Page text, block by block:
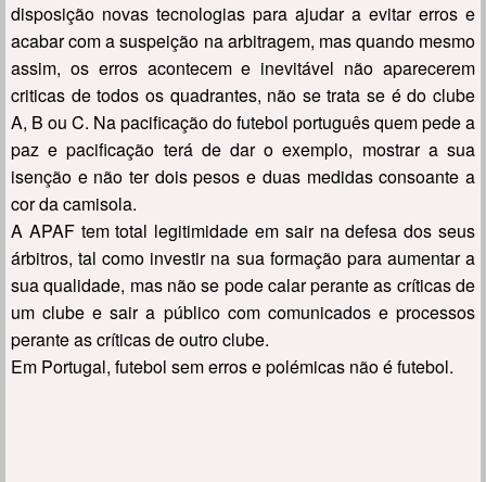
disposição novas tecnologias para ajudar a evitar erros e
acabar com a suspeição na arbitragem, mas quando mesmo
assim, os erros acontecem e inevitável não aparecerem
criticas de todos os quadrantes, não se trata se é do clube
A, B ou C. Na pacificação do futebol português quem pede a
paz e pacificação terá de dar o exemplo, mostrar a sua
isenção e não ter dois pesos e duas medidas consoante a
cor da camisola.
A APAF tem total legitimidade em sair na defesa dos seus
árbitros, tal como investir na sua formação para aumentar a
sua qualidade, mas não se pode calar perante as críticas de
um clube e sair a público com comunicados e processos
perante as críticas de outro clube.
Em Portugal, futebol sem erros e polémicas não é futebol.